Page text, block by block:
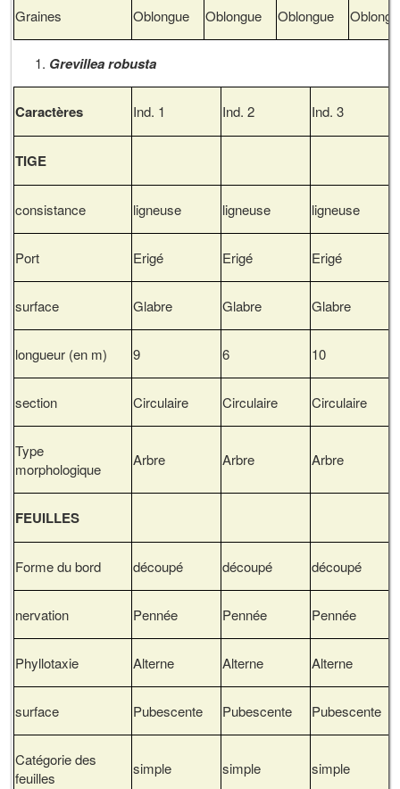
Graines Oblongue Oblongue Oblongue
Grevillea robusta
Caractères Ind. 1 Ind. 2 Ind. 3
TIGE
consistance ligneuse ligneuse ligneuse
Port Erigé Erigé Erigé
surface Glabre Glabre Glabre
longueur (en m) 9 6 10
section Circulaire Circulaire Circulaire
Type
morphologique
Arbre Arbre Arbre
FEUILLES
Forme du bord découpé découpé découpé
nervation Pennée Pennée Pennée
Phyllotaxie Alterne Alterne Alterne
surface Pubescente Pubescente Pubescente
Catégorie des
feuilles
simple simple simple